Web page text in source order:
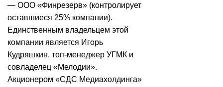
— ООО «Финрезерв» (контролирует
оставшиеся 25% компании).
Единственным владельцем этой
компании является Игорь
Кудряшкин, топ-менеджер УГМК и
совладелец «Мелодии».
Акционером «СДС Медиахолдинга»